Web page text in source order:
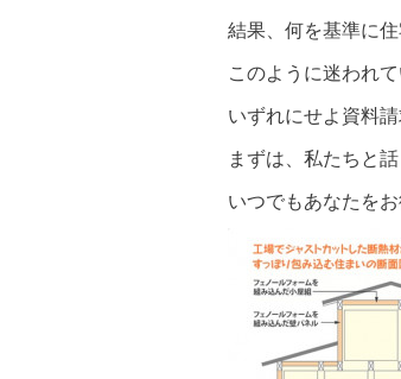
結果、何を基準に
このように迷われ
いずれにせよ資料
まずは、私たちと
いつでもあなたを